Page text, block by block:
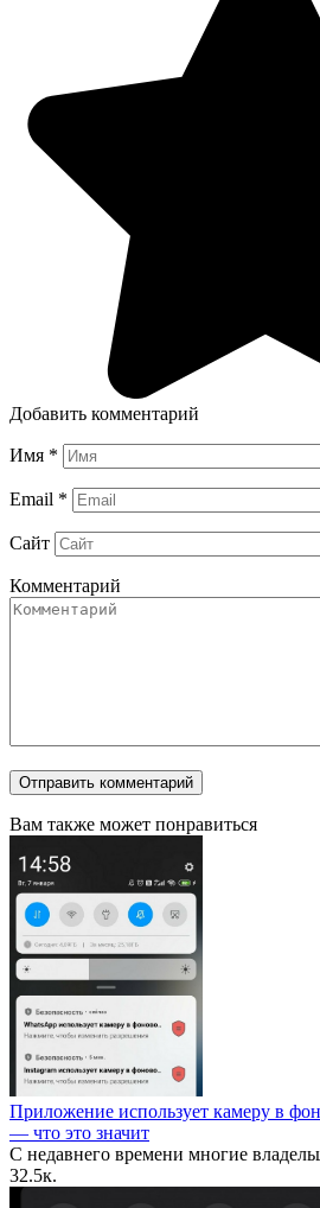
Добавить комментарий
Имя *
Email *
Сайт
Комментарий
Вам также может понравиться
Приложение использует камеру в
— что это значит
С недавнего времени многие
32.5к.